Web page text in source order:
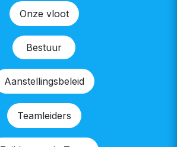
Onze v​​loot
Bestu​​ur
Aanstellingsbeleid
Teamleiders